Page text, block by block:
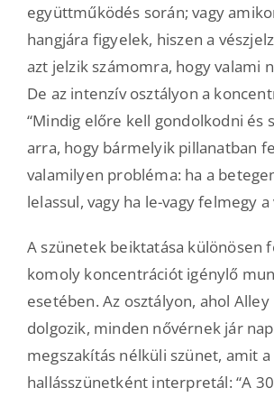
együttműködés során; vagy
hangjára figyelek, hiszen a
azt jelzik számomra, hogy valami
De az intenzív osztályon a
“Mindig előre kell gondolkodni és
arra, hogy bármelyik pillanatban
valamilyen probléma: ha a
lelassul, vagy ha le-vagy felmegy
A szünetek beiktatása különösen
komoly koncentrációt igénylő
esetében. Az osztályon, ahol Alley
dolgozik, minden nővérnek jár
megszakítás nélküli szünet, amit a
hallásszünetként interpretál: “A